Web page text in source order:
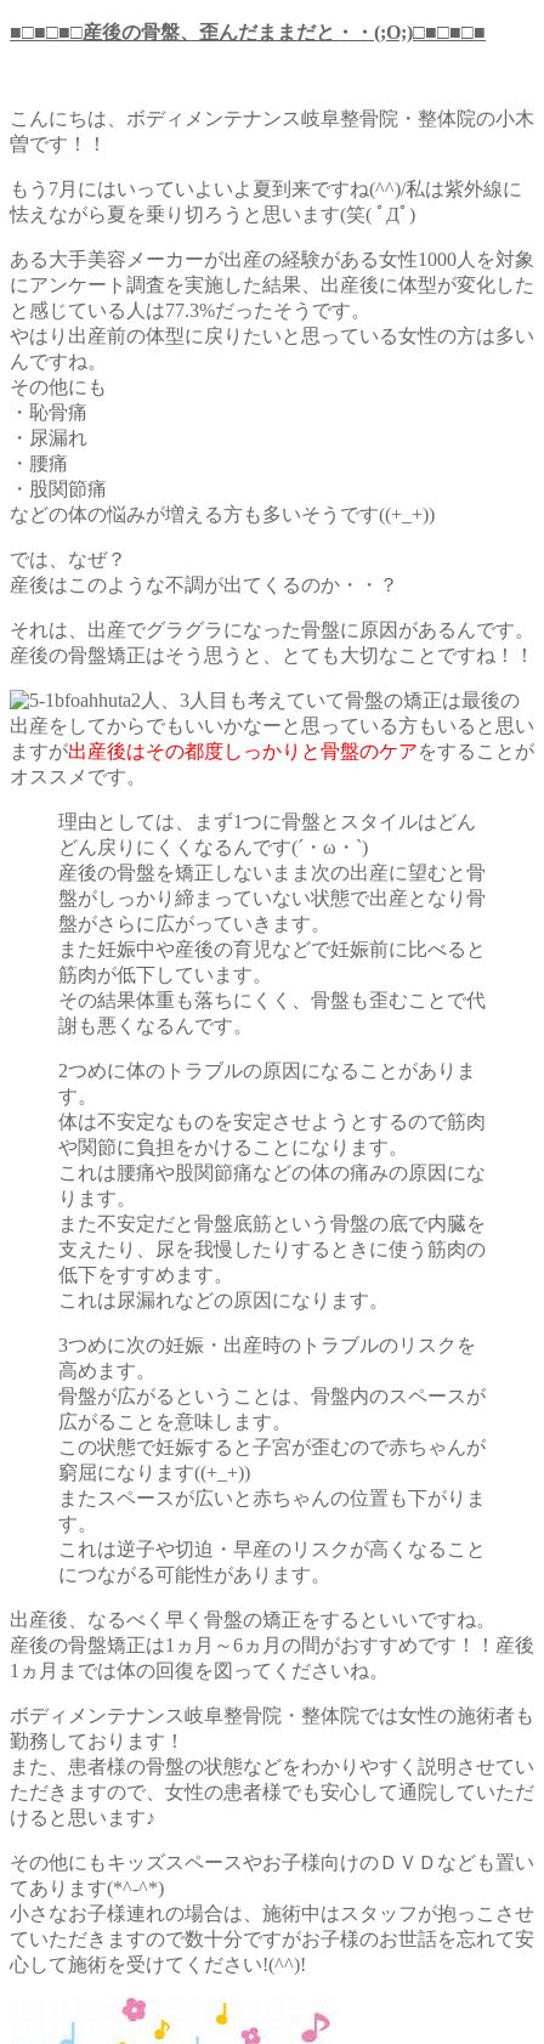
■□■□■□産後の骨盤、歪んだままだと・・(;O;)□■□■□■
こんにちは、ボディメンテナンス岐阜整骨院・整体院の小木
曽です！！
もう7月にはいっていよいよ夏到来ですね(^^)/私は紫外線に
怯えながら夏を乗り切ろうと思います(笑( ﾟДﾟ)
ある大手美容メーカーが出産の経験がある女性1000人を対象
にアンケート調査を実施した結果、出産後に体型が変化した
と感じている人は77.3%だったそうです。
やはり出産前の体型に戻りたいと思っている女性の方は多い
んですね。
その他にも
・恥骨痛
・尿漏れ
・腰痛
・股関節痛
などの体の悩みが増える方も多いそうです((+_+))
では、なぜ？
産後はこのような不調が出てくるのか・・？
それは、出産でグラグラになった骨盤に原因があるんです。
産後の骨盤矯正はそう思うと、とても大切なことですね！！
2人、3人目も考えていて骨盤の矯正は最後の
出産をしてからでもいいかなーと思っている方もいると思い
ますが出産後はその都度しっかりと骨盤のケアをすることが
オススメです。
理由としては、まず1つに骨盤とスタイルはどん
どん戻りにくくなるんです(´・ω・`)
産後の骨盤を矯正しないまま次の出産に望むと骨
盤がしっかり締まっていない状態で出産となり骨
盤がさらに広がっていきます。
また妊娠中や産後の育児などで妊娠前に比べると
筋肉が低下しています。
その結果体重も落ちにくく、骨盤も歪むことで代
謝も悪くなるんです。
2つめに体のトラブルの原因になることがありま
す。
体は不安定なものを安定させようとするので筋肉
や関節に負担をかけることになります。
これは腰痛や股関節痛などの体の痛みの原因にな
ります。
また不安定だと骨盤底筋という骨盤の底で内臓を
支えたり、尿を我慢したりするときに使う筋肉の
低下をすすめます。
これは尿漏れなどの原因になります。
3つめに次の妊娠・出産時のトラブルのリスクを
高めます。
骨盤が広がるということは、骨盤内のスペースが
広がることを意味します。
この状態で妊娠すると子宮が歪むので赤ちゃんが
窮屈になります((+_+))
またスペースが広いと赤ちゃんの位置も下がりま
す。
これは逆子や切迫・早産のリスクが高くなること
につながる可能性があります。
出産後、なるべく早く骨盤の矯正をするといいですね。
産後の骨盤矯正は1ヵ月～6ヵ月の間がおすすめです！！産後
1ヵ月までは体の回復を図ってくださいね。
ボディメンテナンス岐阜整骨院・整体院では女性の施術者も
勤務しております！
また、患者様の骨盤の状態などをわかりやすく説明させてい
ただきますので、女性の患者様でも安心して通院していただ
けると思います♪
その他にもキッズスペースやお子様向けのＤＶＤなども置い
てあります(*^-^*)
小さなお子様連れの場合は、施術中はスタッフが抱っこさせ
ていただきますので数十分ですがお子様のお世話を忘れて安
心して施術を受けてください!(^^)!